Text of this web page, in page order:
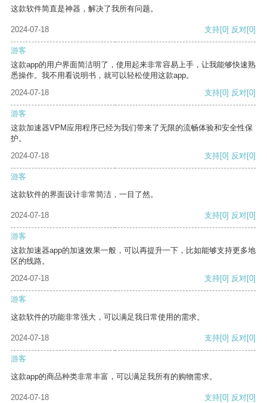
这款软件简直是神器，解决了我所有问题。
2024-07-18 支持[0] 反对[0]
游客
这款app的用户界面简洁明了，使用起来非常容易上手，让我能够快速熟
悉操作。我不用看说明书，就可以轻松使用这款app。
2024-07-18
支持[0] 反对[0]
游客
这款加速器VPM应用程序已经为我们带来了无限的流畅体验和安全性保
护。
2024-07-18
支持[0] 反对[0]
游客
这款软件的界面设计非常简洁，一目了然。
2024-07-18 支持[0] 反对[0]
游客
这款加速器app的加速效果一般，可以再提升一下，比如能够支持更多地
区的线路。
2024-07-18
支持[0] 反对[0]
游客
这款软件的功能非常强大，可以满足我日常使用的需求。
2024-07-18 支持[0] 反对[0]
游客
这款app的商品种类非常丰富，可以满足我所有的购物需求。
2024-07-18 支持[0] 反对[0]